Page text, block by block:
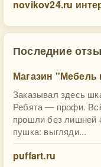
novikov24.ru
Последние
Магазин "Мебель
Заказывал здесь
Ребята — профи.
прошли без лишней
пушка: выгляди...
puffart.ru